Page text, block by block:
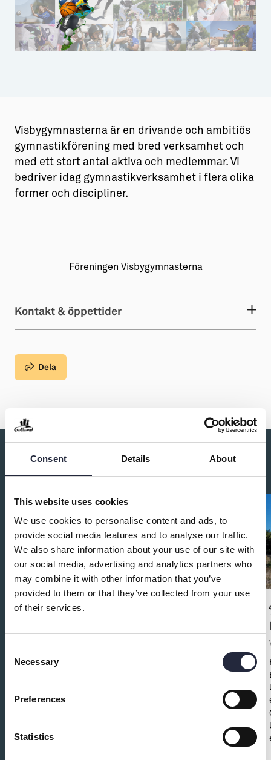
Consent Details About
This website uses cookies
We use cookies to personalise content and ads, to
provide social media features and to analyse our traffic.
We also share information about your use of our site with
our social media, advertising and analytics partners who
may combine it with other information that you’ve
provided to them or that they’ve collected from your use
of their services.
Selection
Necessary
Preferences
Statistics
Aktiviteter
Sustainable Plejs
Almedalsveckan
Medeltidsveckan
Visby Centrum
→ Gutamål och gotländska
Allt om bostad
Allt om livet på Ön
→ Fritidsliv
→ Föreningsliv
Barn & Familj
Visbygymnasterna är en drivande och ambitiös
gymnastikförening med bred verksamhet och
med ett stort antal aktiva och medlemmar. Vi
bedriver idag gymnastikverksamhet i flera olika
former och discipliner.
Föreningen Visbygymnasterna
Kontakt & öppettider
Dela
Du kanske också är intresserad av:
Fritid och föreningar
15.30
Fritidsbanken Visby
Lätt fika